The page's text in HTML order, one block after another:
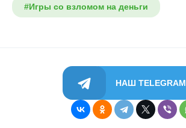
#Игры со взломом на деньги
НАШ TELEGRAM